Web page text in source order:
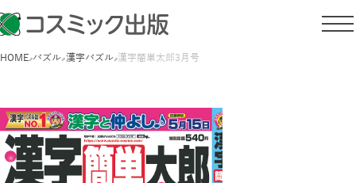
HOME パズル 漢字パズル 漢字簡単太郎3月号